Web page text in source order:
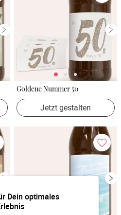
Dein optimales
Goldene Nummer 50
Jetzt gestalten